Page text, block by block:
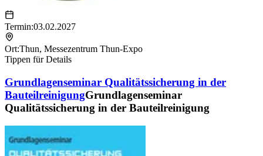
Termin:03.02.2027
Ort:Thun, Messezentrum Thun-Expo
Tippen für Details
Grundlagenseminar Qualitätssicherung in der
BauteilreinigungGrundlagenseminar
Qualitätssicherung in der Bauteilreinigung